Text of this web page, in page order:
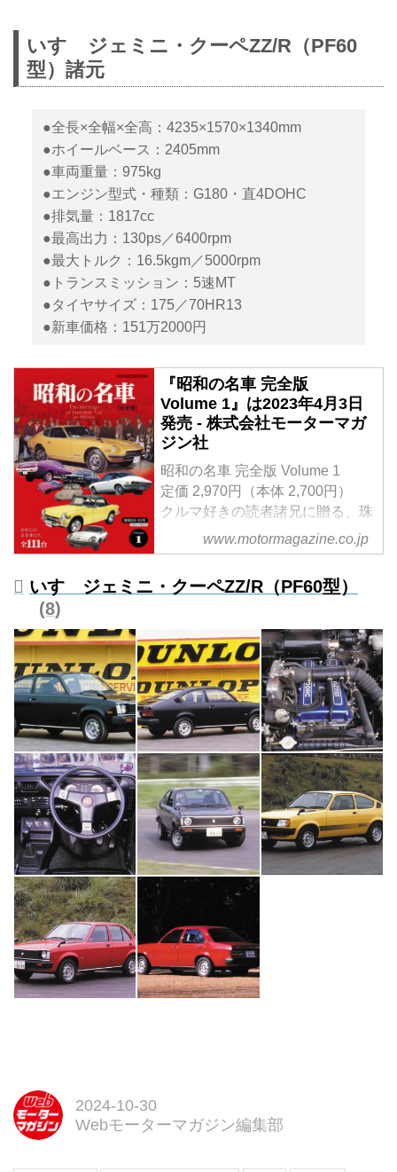
いすゞジェミニ・クーペZZ/R（PF60
型）諸元
●全長×全幅×全高：4235×1570×1340mm
●ホイールベース：2405mm
●車両重量：975kg
●エンジン型式・種類：G180・直4DOHC
●排気量：1817cc
●最高出力：130ps／6400rpm
●最大トルク：16.5kgm／5000rpm
●トランスミッション：5速MT
●タイヤサイズ：175／70HR13
●新車価格：151万2000円
『昭和の名車 完全版
Volume 1』は2023年4月3日
発売 - 株式会社モーターマガ
ジン社
昭和の名車 完全版 Volume 1
定価 2,970円（本体 2,700円）
クルマ好きの読者諸兄に贈る、珠
玉の名車アルバム。
Vol.1では、昭和30（1955）年か
名車を解説。
＜内容紹介＞
現在、40- 60代、そして70代の
「昭和」を生きてきたクルマ好き
の読者諸兄に贈る、珠玉の名車ア
ルバム。
コンセプトは「昭和の時代を駆け
抜けた名車を今再び、振り返
る」---。
ベースは2020年に発行した『昭
和の名車大全集 上/下巻』。これ
を元に新たに...
www.motormagazine.co.jp
いすゞジェミニ・クーペZZ/R（PF60型）
8
2024-10-30
Webモーターマガジン編集部